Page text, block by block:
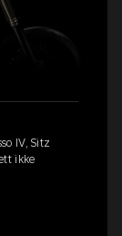
IV, Sitz
ikke